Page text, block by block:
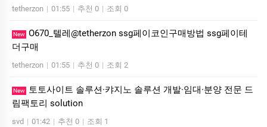
tetherzon | 01:55 | 추천 0 | 조회 0
New O670_텔레@tetherzon ssg페이코인구매방법 ssg페이테
더구매
tetherzon | 01:55 | 추천 0 | 조회 2
New
토­토사이트 솔루션·캬지노 솔루션 개발·임대·분양 전문 드
림팩토리 solution
svd | 01:42 | 추천 0 | 조회 1